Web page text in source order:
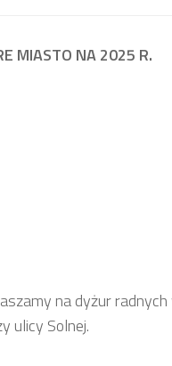
MIASTO NA 2025 R.
na dyżur
ulicy Solnej.